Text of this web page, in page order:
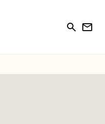
search newsletter